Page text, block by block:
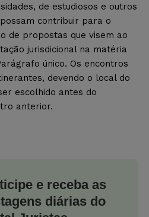
de estudiosos e outros
contribuir para o
de propostas que visem ao
jurisdicional na matéria
único. Os encontros
devendo o local do
escolhido antes do
anterior.
e receba as
diárias do